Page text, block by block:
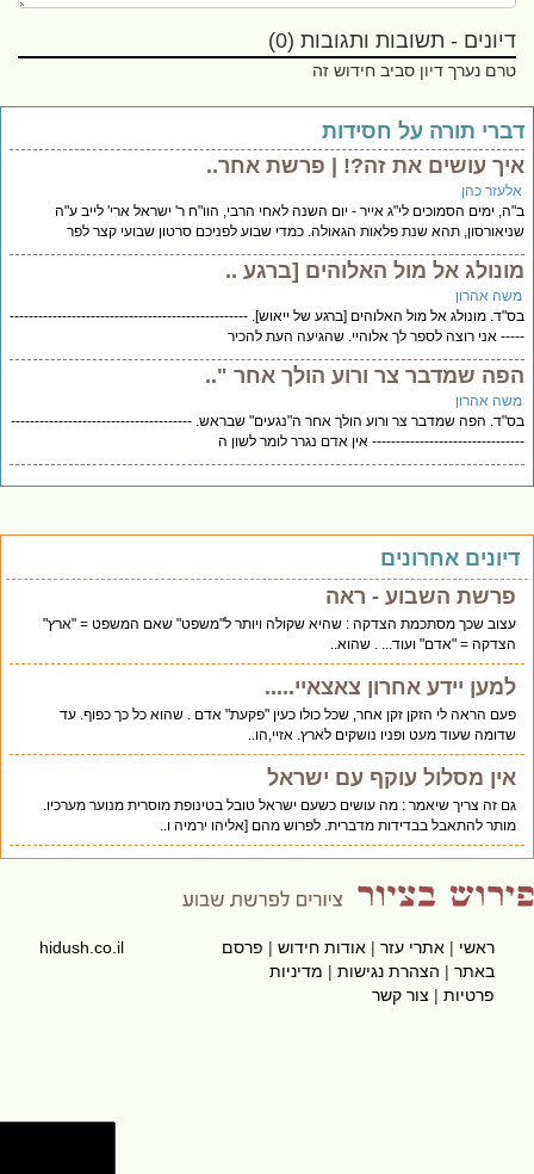
דיונים - תשובות ותגובות (0)
טרם נערך דיון סביב חידוש זה
תורה על חסידות
עושים את זה?! | פרשת אחר..
כהן
ימים הסמוכים לי"ג אייר - יום השנה לאחי הרבי, הוו"ח ר' ישראל ארי' לייב ע"ה
תהא שנת פלאות הגאולה. כמדי שבוע לפניכם סרטון שבועי קצר לפר
אל מול האלוהים [ברגע ..
אהרון
מונולג אל מול האלוהים [ברגע של ייאוש]. --------------------------------------------------
אני רוצה לספר לך אלוהיי. שהגיעה העת להכיר
שמדבר צר ורוע הולך אחר "..
אהרון
הפה שמדבר צר ורוע הולך אחר ה"נגעים" שבראש. --------------------------------------
אין אדם נגרר לומר לשון ה
אחרונים
פרשת השבוע - ראה
עצוב שכך מסתכמת הצדקה : שהיא שקולה ויותר ל"משפט" שאם המשפט = "ארץ"
הצדקה = "אדם" ועוד... . שהוא..
למען יידע אחרון צאצאיי.....
פעם הראה לי הזקן זקן אחר, שכל כולו כעין "פקעת" אדם . שהוא כל כך כפוף. עד
שדומה שעוד מעט ופניו נושקים לארץ. אזיי,הו..
אין מסלול עוקף עם ישראל
גם זה צריך שיאמר : מה עושים כשעם ישראל טובל בטינופת מוסרית מנוער מערכיו.
מותר להתאבל בבדידות מדברית. לפרוש מהם [אליהו ירמיה ו..
ראשי|אתרי עזר|אודות חידוש|פרסם
באתר|הצהרת נגישות|מדיניות
פרטיות|צור קשר
hidush.co.il